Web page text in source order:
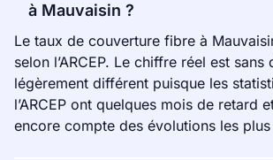
à Mauvaisin ?
Le taux de couverture fibre à
selon l’ARCEP. Le chiffre réel est sans
légèrement différent puisque les
l’ARCEP ont quelques mois de retard
encore compte des évolutions les